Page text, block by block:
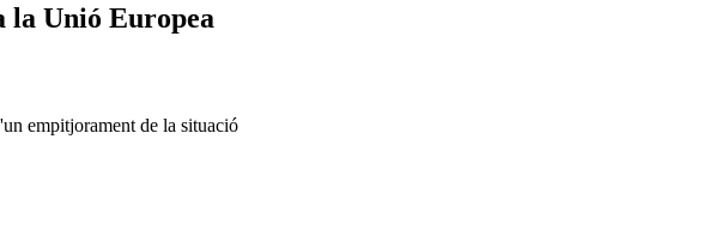
la Unió Europea
empitjorament de la situació